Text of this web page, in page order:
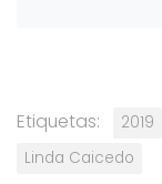
Etiquetas: 2019
Linda Caicedo